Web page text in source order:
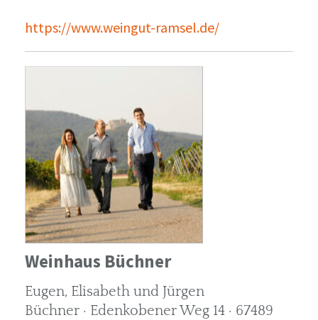
https://www.weingut-ramsel.de/
Weinhaus Büchner
Eugen, Elisabeth und Jürgen
Büchner · Edenkobener Weg 14 · 67489